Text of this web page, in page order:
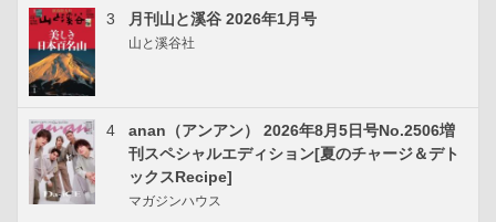
3 月刊山と溪谷 2026年1月号
山と溪谷社
4
anan（アンアン） 2026年8月5日号No.2506増
刊スペシャルエディション[夏のチャージ＆デト
ックスRecipe]
マガジンハウス